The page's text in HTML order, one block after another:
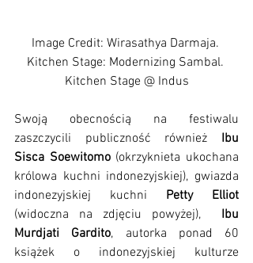
Image Credit: Wirasathya Darmaja.
Kitchen Stage: Modernizing Sambal.
Kitchen Stage @ Indus
Swoją obecnością na festiwalu
zaszczycili publiczność również Ibu
Sisca Soewitomo (okrzyknieta ukochana
królowa kuchni indonezyjskiej), gwiazda
indonezyjskiej kuchni Petty Elliot
(widoczna na zdjęciu powyżej), Ibu
Murdjati Gardito, autorka ponad 60
książek o indonezyjskiej kulturze